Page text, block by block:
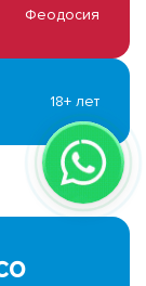
Феодосия
18+ лет